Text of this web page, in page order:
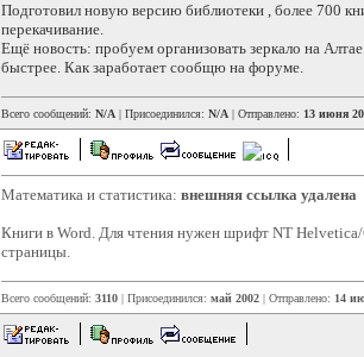
Подготовил новую версию библиотеки , более 700
перекачивание.
Ещё новость: пробуем организовать зеркало на
быстрее. Как заработает сообщю на форуме.
Всего сообщений: N/A | Присоединился: N/A | Отправлено: 13 июня
Математика и статистика: внешняя ссылка удалена
Книги в Word. Для чтения нужен шрифт NT
страницы.
Всего сообщений: 3110 | Присоединился: май 2002 | Отправлено: 14